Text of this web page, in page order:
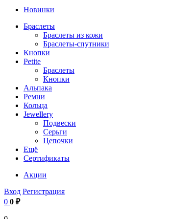
Новинки
Браслеты
Браслеты из кожи
Браслеты-спутники
Кнопки
Petite
Браслеты
Кнопки
Альпака
Ремни
Кольца
Jewellery
Подвески
Серьги
Цепочки
Ещё
Сертификаты
Акции
Вход Регистрация
0 0 ₽